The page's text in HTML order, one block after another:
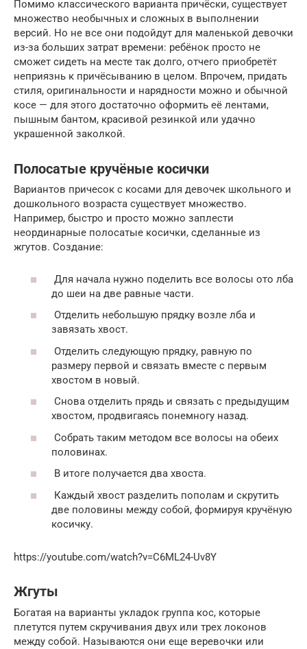
Помимо классического варианта причёски, существует
множество необычных и сложных в выполнении
версий. Но не все они подойдут для маленькой девочки
из-за больших затрат времени: ребёнок просто не
сможет сидеть на месте так долго, отчего приобретёт
неприязнь к причёсыванию в целом. Впрочем, придать
стиля, оригинальности и нарядности можно и обычной
косе — для этого достаточно оформить её лентами,
пышным бантом, красивой резинкой или удачно
украшенной заколкой.
Полосатые кручёные косички
Вариантов причесок с косами для девочек школьного и
дошкольного возраста существует множество.
Например, быстро и просто можно заплести
неординарные полосатые косички, сделанные из
жгутов. Создание:
Для начала нужно поделить все волосы ото лба
до шеи на две равные части.
Отделить небольшую прядку возле лба и
завязать хвост.
Отделить следующую прядку, равную по
размеру первой и связать вместе с первым
хвостом в новый.
Снова отделить прядь и связать с предыдущим
хвостом, продвигаясь понемногу назад.
Собрать таким методом все волосы на обеих
половинах.
В итоге получается два хвоста.
Каждый хвост разделить пополам и скрутить
две половины между собой, формируя кручёную
косичку.
https://youtube.com/watch?v=C6ML24-Uv8Y
Жгуты
Богатая на варианты укладок группа кос, которые
плетутся путем скручивания двух или трех локонов
между собой. Называются они еще веревочки или